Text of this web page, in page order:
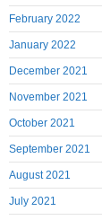
February 2022
January 2022
December 2021
November 2021
October 2021
September 2021
August 2021
July 2021